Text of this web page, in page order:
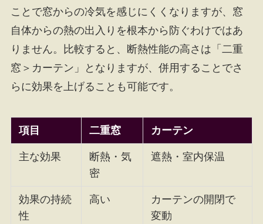
ことで窓からの冷気を感じにくくなりますが、窓
自体からの熱の出入りを根本から防ぐわけではあ
りません。比較すると、断熱性能の高さは「二重
窓＞カーテン」となりますが、併用することでさ
らに効果を上げることも可能です。
項目 二重窓 カーテン
主な効果
断熱・気
密
遮熱・室内保温
効果の持続
性
高い
カーテンの開閉で
変動